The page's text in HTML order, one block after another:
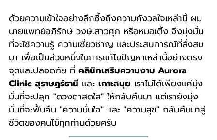
ด้วยความเข้าใจอย่างลึกซึ้งถึงความกังวลใจเหล่านี้ ผม
นายแพทย์อภิรักษ์ วงษ์เสาวศุภ หรือหมอเติ้ง จึงมุ่งมั่น
ที่จะใช้ความรู้ ความเชี่ยวชาญ และประสบการณ์ที่สั่งสม
มา เพื่อเป็นส่วนหนึ่งในการแก้ไขปัญหาเหล่านี้อย่างตรง
จุดและปลอดภัย ที่ คลินิกเสริมความงาม Aurora
Clinic สุราษฎร์ธานี และ เกาะสมุย เราไม่ได้เพียงแค่มุ่ง
มั่นที่จะปลุก "ดวงตาสดใส" ให้กลับคืนมา แต่เรายังมุ่ง
มั่นที่จะฟื้นคืน "ความมั่นใจ" และ "ความสุข" กลับคืนมาสู่
ชีวิตของคนไข้ทุกท่านด้วยครับ